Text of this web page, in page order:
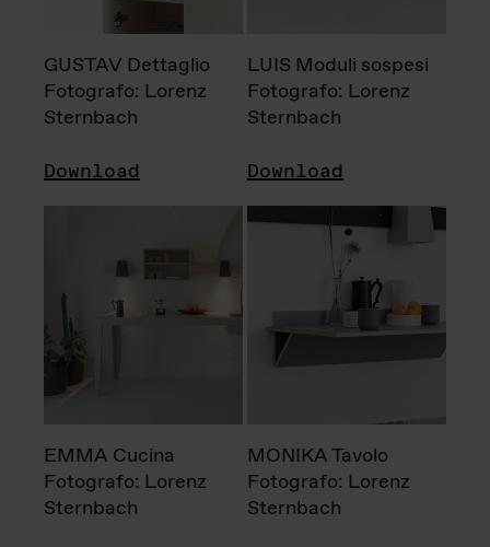
GUSTAV Dettaglio
Fotografo: Lorenz
Sternbach
Download
LUIS Moduli sospesi
Fotografo: Lorenz
Sternbach
Download
EMMA Cucina
Fotografo: Lorenz
Sternbach
MONIKA Tavolo
Fotografo: Lorenz
Sternbach